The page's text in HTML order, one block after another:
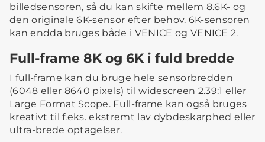
billedsensoren, så du kan skifte mellem 8.6K- og
den originale 6K-sensor efter behov. 6K-sensoren
kan endda bruges både i VENICE og VENICE 2.
Full-frame 8K og 6K i fuld bredde
I full-frame kan du bruge hele sensorbredden
(6048 eller 8640 pixels) til widescreen 2.39:1 eller
Large Format Scope. Full-frame kan også bruges
kreativt til f.eks. ekstremt lav dybdeskarphed eller
ultra-brede optagelser.